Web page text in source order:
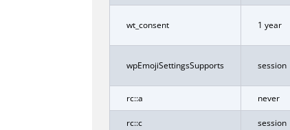
wt_consent 1 year
wpEmojiSettingsSupports session
rc::a never
rc::c session